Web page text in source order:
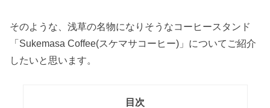
そのような、浅草の名物になりそうなコーヒースタンド
「Sukemasa Coffee(スケマサコーヒー)」についてご紹介
したいと思います。
目次